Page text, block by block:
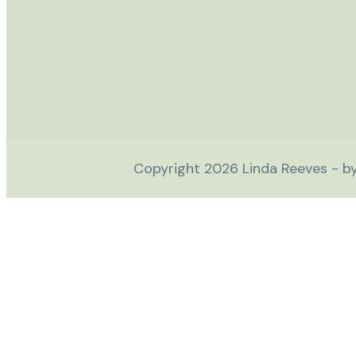
Copyright 2026 Linda Reeves -